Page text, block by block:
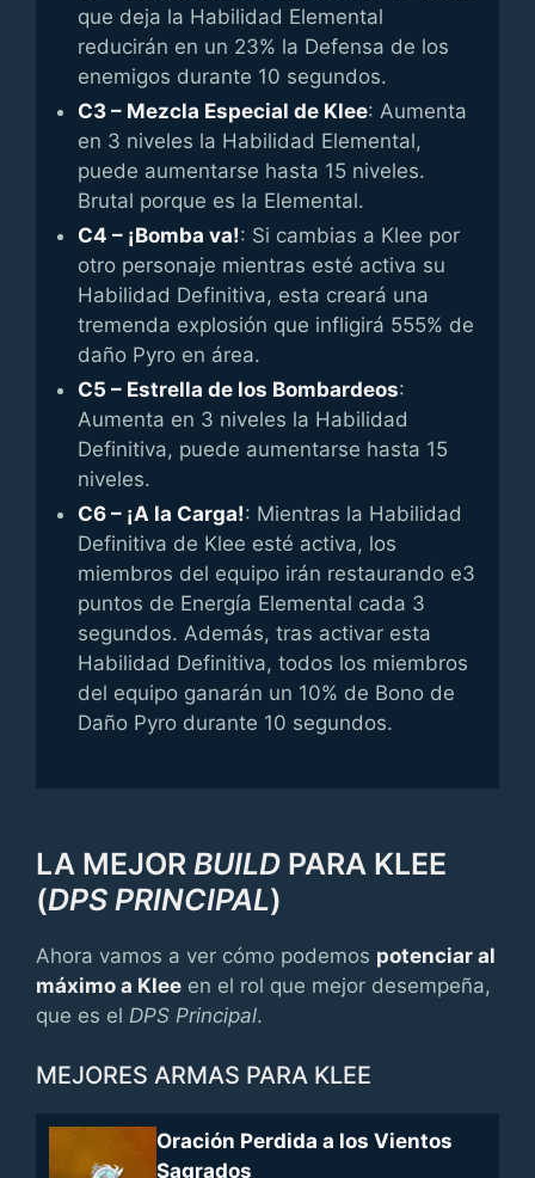
que deja la Habilidad Elemental
reducirán en un 23% la Defensa de los
enemigos durante 10 segundos.
C3 – Mezcla Especial de Klee: Aumenta
en 3 niveles la Habilidad Elemental,
puede aumentarse hasta 15 niveles.
Brutal porque es la Elemental.
C4 – ¡Bomba va!: Si cambias a Klee por
otro personaje mientras esté activa su
Habilidad Definitiva, esta creará una
tremenda explosión que infligirá 555% de
daño Pyro en área.
C5 – Estrella de los Bombardeos:
Aumenta en 3 niveles la Habilidad
Definitiva, puede aumentarse hasta 15
niveles.
C6 – ¡A la Carga!: Mientras la Habilidad
Definitiva de Klee esté activa, los
miembros del equipo irán restaurando e3
puntos de Energía Elemental cada 3
segundos. Además, tras activar esta
Habilidad Definitiva, todos los miembros
del equipo ganarán un 10% de Bono de
Daño Pyro durante 10 segundos.
LA MEJOR BUILD PARA KLEE
(DPS PRINCIPAL)
Ahora vamos a ver cómo podemos potenciar al
máximo a Klee en el rol que mejor desempeña,
que es el DPS Principal.
MEJORES ARMAS PARA KLEE
Oración Perdida a los Vientos
Sagrados